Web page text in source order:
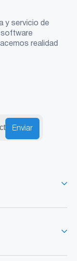
y servicio de
software
realidad
Enviar